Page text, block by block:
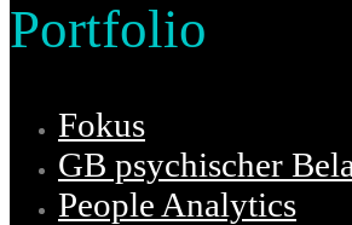
Portfolio
Fokus
GB psychischer
People Analytics